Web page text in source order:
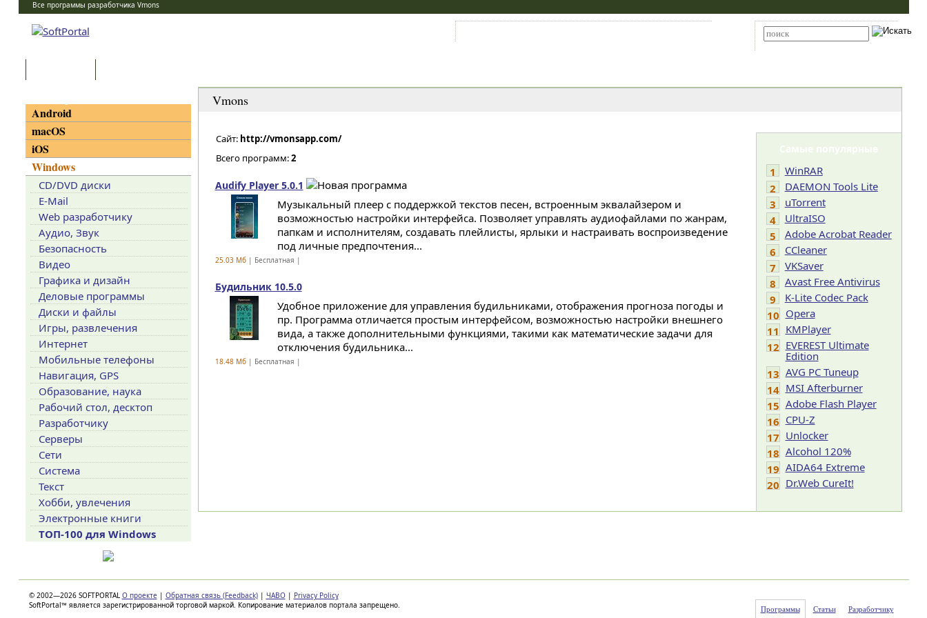
Все программы разработчика Vmons
Vmons
Сайт: http://vmonsapp.com/
Всего программ:2
Audify Player 5.0.1
Музыкальный плеер с поддержкой текстов песен, встроенным эквалайзером и
возможностью настройки интерфейса. Позволяет управлять аудиофайлами по жанрам,
папкам и исполнителям, создавать плейлисты, ярлыки и настраивать воспроизведение
под личные предпочтения...
25.03 Мб| Бесплатная |
Будильник 10.5.0
Удобное приложение для управления будильниками, отображения прогноза погоды и
пр. Программа отличается простым интерфейсом, возможностью настройки внешнего
вида, а также дополнительными функциями, такими как математические задачи для
отключения будильника...
18.48 Мб| Бесплатная |
Самые популярные
1
WinRAR
2
DAEMON Tools Lite
3
uTorrent
4
UltraISO
5
Adobe Acrobat Reader
6
CCleaner
7
VKSaver
8
Avast Free Antivirus
9
K-Lite Codec Pack
10 Opera
11 KMPlayer
12 EVEREST Ultimate
Edition
13 AVG PC Tuneup
14 MSI Afterburner
15 Adobe Flash Player
16 CPU-Z
17 Unlocker
18 Alcohol 120%
19 AIDA64 Extreme
20 Dr.Web CureIt!
Android
macOS
iOS
Windows
CD/DVD диски
E-Mail
Web разработчику
Аудио, Звук
Безопасность
Видео
Графика и дизайн
Деловые программы
Диски и файлы
Игры, развлечения
Интернет
Мобильные телефоны
Навигация, GPS
Образование, наука
Рабочий стол, десктоп
Разработчику
Серверы
Сети
Система
Текст
Хобби, увлечения
Электронные книги
ТОП-100 для Windows
© 2002—2026 SOFTPORTAL О проекте | Обратная связь (Feedback) | ЧАВО | Privacy Policy
SoftPortal™ является зарегистрированной торговой маркой. Копирование материалов портала запрещено.
Программы Статьи Разработчику